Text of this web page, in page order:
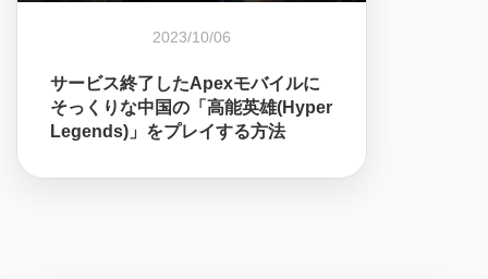
2023/10/06
サービス終了したApexモバイルに
そっくりな中国の「高能英雄(Hyper
Legends)」をプレイする方法